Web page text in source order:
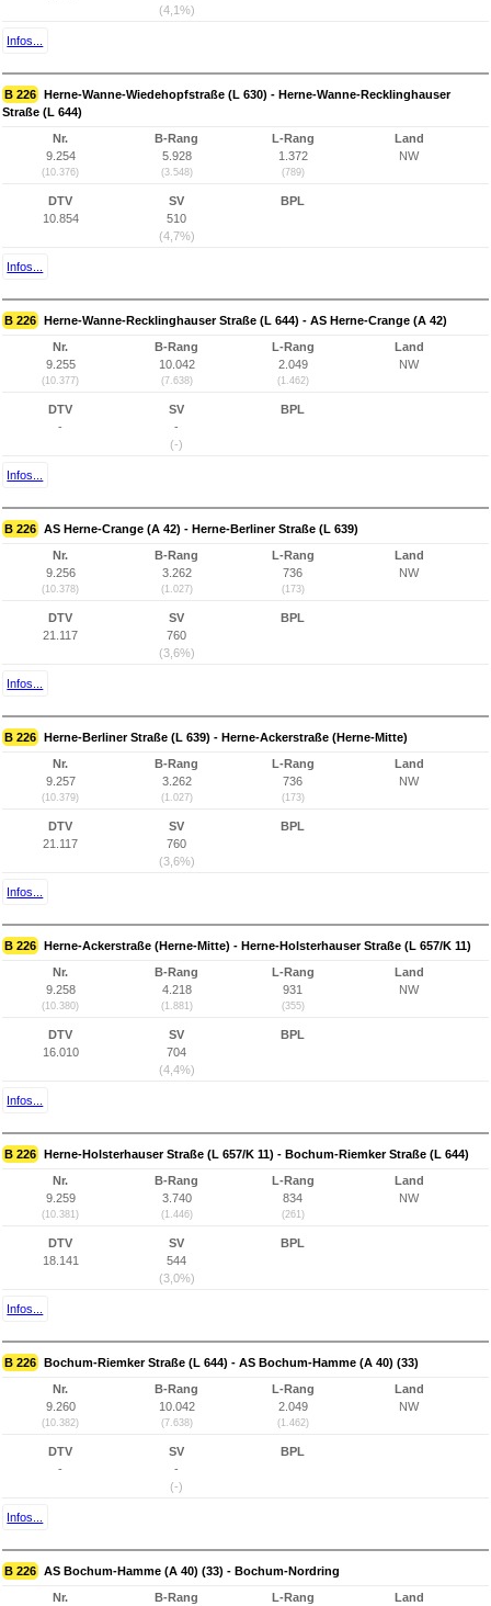
(4,1%)
Infos...
B 226 Herne-Wanne-Wiedehopfstraße (L 630) - Herne-Wanne-Recklinghauser
Straße (L 644)
Nr.
9.254
(10.376)
B-Rang
5.928
(3.548)
L-Rang
1.372
(789)
Land
NW
DTV
10.854
SV
510
(4,7%)
BPL
Infos...
B 226 Herne-Wanne-Recklinghauser Straße (L 644) - AS Herne-Crange (A 42)
Nr.
9.255
(10.377)
B-Rang
10.042
(7.638)
L-Rang
2.049
(1.462)
Land
NW
DTV
-
SV
-
(-)
BPL
Infos...
B 226 AS Herne-Crange (A 42) - Herne-Berliner Straße (L 639)
Nr.
9.256
(10.378)
B-Rang
3.262
(1.027)
L-Rang
736
(173)
Land
NW
DTV
21.117
SV
760
(3,6%)
BPL
Infos...
B 226 Herne-Berliner Straße (L 639) - Herne-Ackerstraße (Herne-Mitte)
Nr.
9.257
(10.379)
B-Rang
3.262
(1.027)
L-Rang
736
(173)
Land
NW
DTV
21.117
SV
760
(3,6%)
BPL
Infos...
B 226 Herne-Ackerstraße (Herne-Mitte) - Herne-Holsterhauser Straße (L 657/K 11)
Nr.
9.258
(10.380)
B-Rang
4.218
(1.881)
L-Rang
931
(355)
Land
NW
DTV
16.010
SV
704
(4,4%)
BPL
Infos...
B 226 Herne-Holsterhauser Straße (L 657/K 11) - Bochum-Riemker Straße (L 644)
Nr.
9.259
(10.381)
B-Rang
3.740
(1.446)
L-Rang
834
(261)
Land
NW
DTV
18.141
SV
544
(3,0%)
BPL
Infos...
B 226 Bochum-Riemker Straße (L 644) - AS Bochum-Hamme (A 40) (33)
Nr.
9.260
(10.382)
B-Rang
10.042
(7.638)
L-Rang
2.049
(1.462)
Land
NW
DTV
-
SV
-
(-)
BPL
Infos...
B 226 AS Bochum-Hamme (A 40) (33) - Bochum-Nordring
Nr.
B-Rang
L-Rang
Land